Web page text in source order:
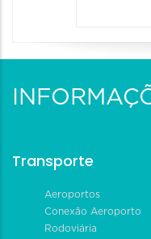
Transporte
Aeroportos
Conexão Aeroporto
Rodoviária